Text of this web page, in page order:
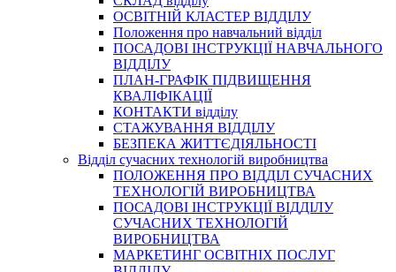
ОСВІТНІЙ КЛАСТЕР ВІДДІЛУ
Положення про навчальний вiддiл
ПОСАДОВІ ІНСТРУКЦІЇ НАВЧАЛЬНОГО
ВІДДІЛУ
ПЛАН-ГРАФІК ПІДВИЩЕННЯ
КВАЛІФІКАЦІЇ
КОНТАКТИ відділу
СТАЖУВАННЯ ВІДДІЛУ
БЕЗПЕКА ЖИТТЄДІЯЛЬНОСТІ
Відділ сучасних технологій виробництва
ПОЛОЖЕННЯ ПРО ВІДДІЛ СУЧАСНИХ
ТЕХНОЛОГІЙ ВИРОБНИЦТВА
ПОСАДОВІ ІНСТРУКЦІЇ ВІДДІЛУ
СУЧАСНИХ ТЕХНОЛОГІЙ
ВИРОБНИЦТВА
МАРКЕТИНГ ОСВІТНІХ ПОСЛУГ